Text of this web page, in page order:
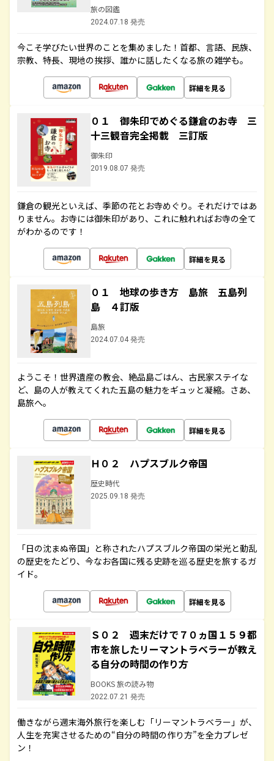
旅の図鑑
2024.07.18 発売
今こそ学びたい世界のことを集めました！首都、言語、民族、
宗教、特長、現地の挨拶、誰かに話したくなる旅の雑学も。
詳細を見る
０１ 御朱印でめぐる鎌倉のお寺 三
十三観音完全掲載 三訂版
御朱印
2019.08.07 発売
鎌倉の観光といえば、季節の花とお寺めぐり。それだけではあ
りません。お寺には御朱印があり、これに触れればお寺の全て
がわかるのです！
詳細を見る
０１ 地球の歩き方 島旅 五島列
島 ４訂版
島旅
2024.07.04 発売
ようこそ！世界遺産の教会、絶品島ごはん、古民家ステイな
ど、島の人が教えてくれた五島の魅力をギュッと凝縮。さあ、
島旅へ。
詳細を見る
Ｈ０２ ハプスブルク帝国
歴史時代
2025.09.18 発売
「日の沈まぬ帝国」と称されたハプスブルク帝国の栄光と動乱
の歴史をたどり、今なお各国に残る史跡を巡る歴史を旅するガ
イド。
詳細を見る
Ｓ０２ 週末だけで７０ヵ国１５９都
市を旅したリーマントラベラーが教え
る自分の時間の作り方
BOOKS 旅の読み物
2022.07.21 発売
働きながら週末海外旅行を楽しむ「リーマントラベラー」が、
人生を充実させるための“自分の時間の作り方”を全力プレゼ
ン！